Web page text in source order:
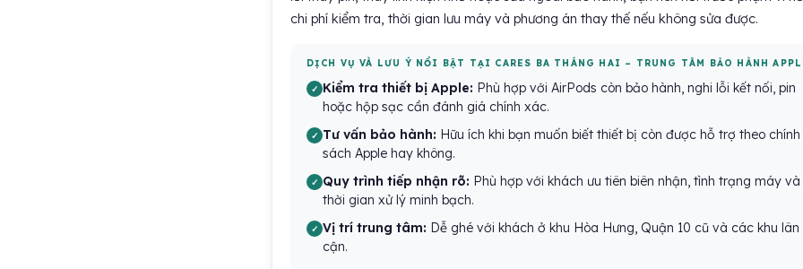
chi phí kiểm tra, thời gian lưu máy và phương án thay thế nếu không sửa được.
DỊCH VỤ VÀ LƯU Ý NỔI BẬT TẠI CARES BA THÁNG HAI – TRUNG TÂM BẢO HÀNH
Kiểm tra thiết bị Apple: Phù hợp với AirPods còn bảo hành, nghi lỗi kết nối, pin
hoặc hộp sạc cần đánh giá chính xác.
Tư vấn bảo hành: Hữu ích khi bạn muốn biết thiết bị còn được hỗ trợ theo chính
sách Apple hay không.
Quy trình tiếp nhận rõ: Phù hợp với khách ưu tiên biên nhận, tình trạng máy và
thời gian xử lý minh bạch.
Vị trí trung tâm: Dễ ghé với khách ở khu Hòa Hưng, Quận 10 cũ và các khu lân
cận.